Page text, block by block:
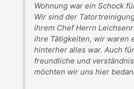
Wohnung war ein Schock
Wir sind der
ihrem Chef Herrn
ihre Tätigkeiten, wir waren
hinterher alles war. Auch
freundliche und
möchten wir uns hier